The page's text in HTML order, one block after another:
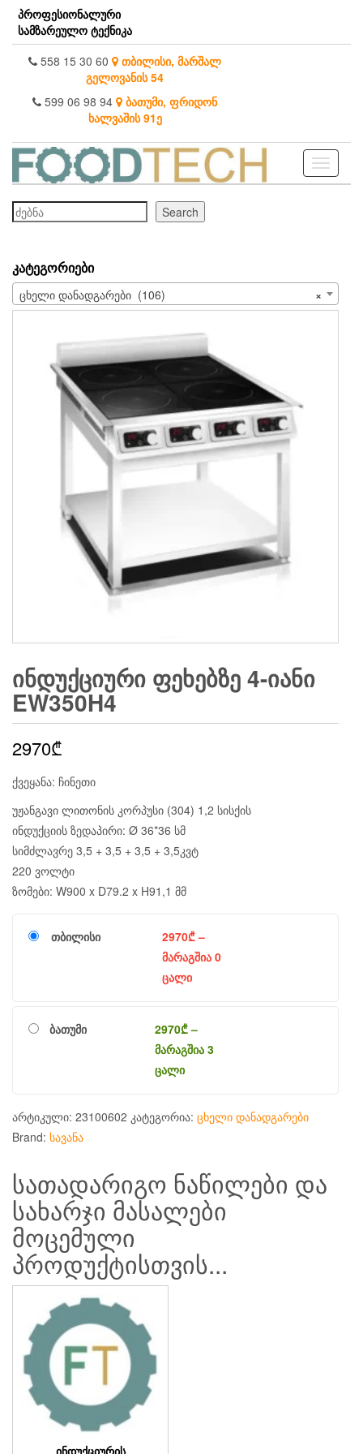
Skip
the
content
პროფესიონალური
სამზარეულო ტექნიკა
558 15 30 60 თბილისი, მარშალ
გელოვანის 54
599 06 98 94 ბათუმი, ფრიდონ
ხალვაშის 91ე
Toggle
ძებნა
Search
ᲙᲐᲢᲔᲒᲝᲠᲘᲔᲑᲘ
×
ცხელი დანადგარები (106)
ᲘᲜᲓᲣᲥᲪᲘᲣᲠᲘ ᲤᲔᲮᲔᲑᲖᲔ 4-ᲘᲐᲜᲘ
EW350H4
2970₾
ქვეყანა: ჩინეთი
უჟანგავი ლითონის კორპუსი (304) 1,2 სისქის
ინდუქციის ზედაპირი: Ø 36*36 სმ
სიმძლავრე 3,5 + 3,5 + 3,5 + 3,5კვტ
220 ვოლტი
ზომები: W900 x D79.2 x H91,1 მმ
თბილისი 2970₾–
მარაგშია 0
ცალი
ბათუმი 2970₾–
მარაგშია 3
ცალი
არტიკული: 23100602 კატეგორია: ცხელი დანადგარები
Brand: სავანა
სათადარიგო ნაწილები და
სახარჯი მასალები
მოცემული
პროდუქტისთვის...
ᲘᲜᲓᲣᲥᲪᲘᲣᲠᲘᲡ